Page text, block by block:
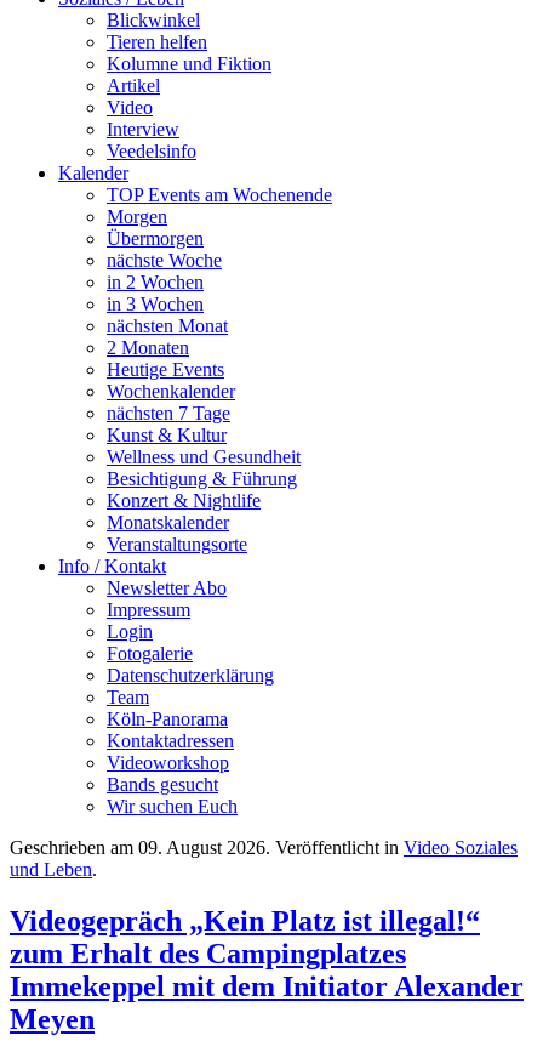
Blickwinkel
Tieren helfen
Kolumne und Fiktion
Artikel
Video
Interview
Veedelsinfo
Kalender
TOP Events am Wochenende
Morgen
Übermorgen
nächste Woche
in 2 Wochen
in 3 Wochen
nächsten Monat
2 Monaten
Heutige Events
Wochenkalender
nächsten 7 Tage
Kunst & Kultur
Wellness und Gesundheit
Besichtigung & Führung
Konzert & Nightlife
Monatskalender
Veranstaltungsorte
Info / Kontakt
Newsletter Abo
Impressum
Login
Fotogalerie
Datenschutzerklärung
Team
Köln-Panorama
Kontaktadressen
Videoworkshop
Bands gesucht
Wir suchen Euch
Geschrieben am 09. August 2026. Veröffentlicht in Video Soziales
und Leben.
Videogepräch „Kein Platz ist illegal!“
zum Erhalt des Campingplatzes
Immekeppel mit dem Initiator Alexander
Meyen